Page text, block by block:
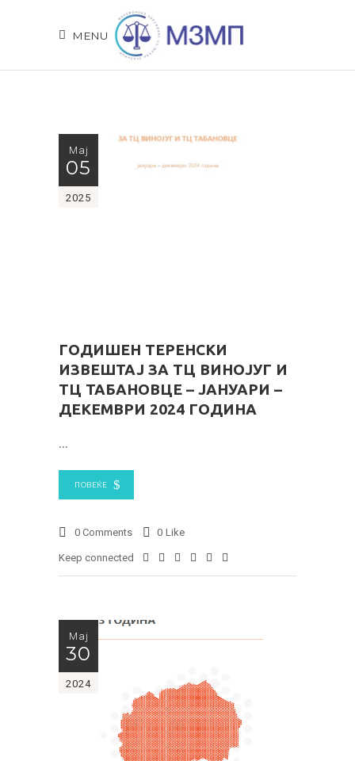
MENU
Мај
05
2025
ГОДИШЕН ТЕРЕНСКИ
ИЗВЕШТАЈ ЗА ТЦ ВИНОЈУГ И
ТЦ ТАБАНОВЦЕ – ЈАНУАРИ –
ДЕКЕМВРИ 2024 ГОДИНА
ПОВЕЌЕ
0 Comments 0 Like
Keep connected
Мај
30
2024